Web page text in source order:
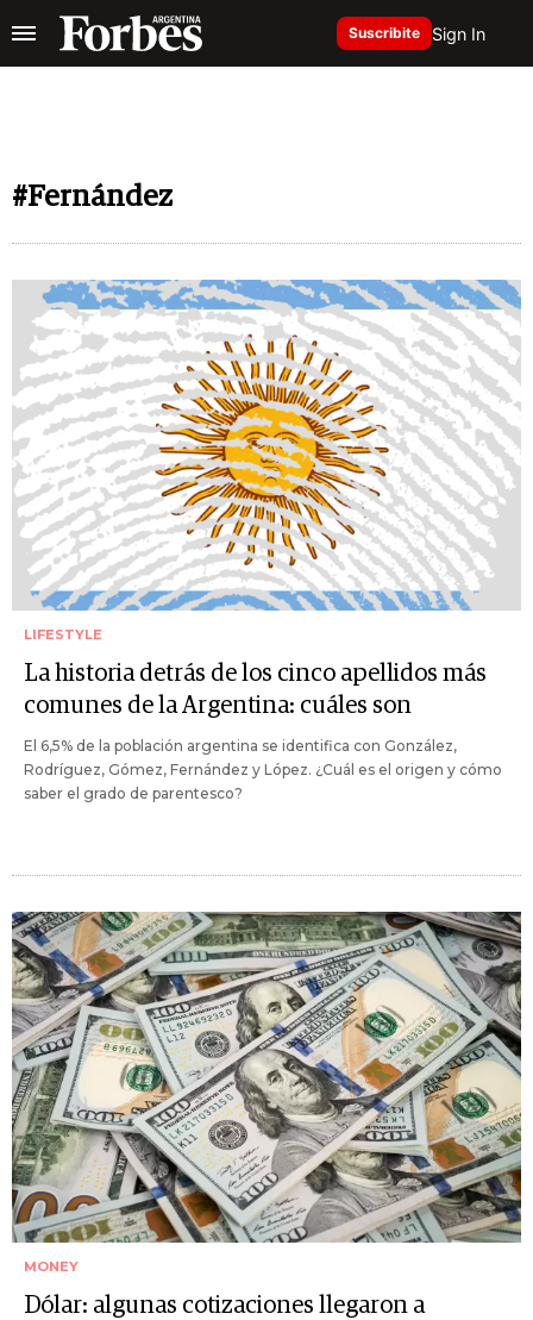
Suscribite Sign In
#Fernández
LIFESTYLE
La historia detrás de los cinco apellidos más
comunes de la Argentina: cuáles son
El 6,5% de la población argentina se identifica con González,
Rodríguez, Gómez, Fernández y López. ¿Cuál es el origen y cómo
saber el grado de parentesco?
MONEY
Dólar: algunas cotizaciones llegaron a